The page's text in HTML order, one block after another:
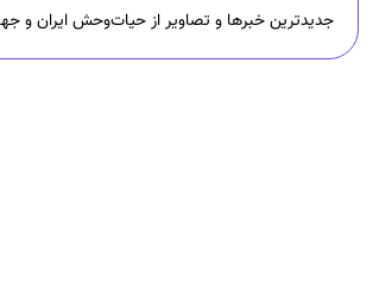
جدیدترین خبرها و تصاویر از حیات‌وحش ایران و جهان